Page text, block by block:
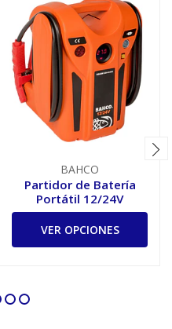
BAHCO
Partidor de Batería
Portátil 12/24V
VER OPCIONES